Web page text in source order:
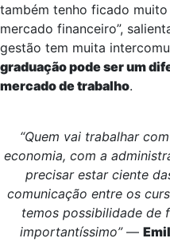
também tenho ficado
mercado financeiro”,
gestão tem muita
graduação pode ser um
mercado de trabalho.
“Quem vai trabalhar
economia, com a
precisar estar ciente
comunicação entre os
temos possibilidade de
importantíssimo”—